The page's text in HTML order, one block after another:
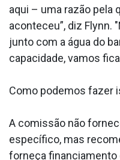
aqui – uma razão pela
aconteceu”, diz Flynn.
junto com a água do
capacidade, vamos
Como podemos fazer
A comissão não
específico, mas
forneça financiamento